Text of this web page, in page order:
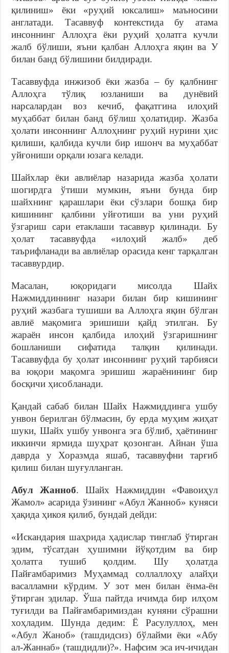
қилиниш» ёки «руҳий юксалиш» маъносини
англатади. Тасаввуф контекстида бу атама
инсоннинг Аллоҳга ёки руҳий ҳолатга кучли
жалб бўлиши, яъни қалбан Аллоҳга яқин ва У
билан банд бўлишини билдиради.
Тасаввуфда инжизоб ёки жазба – бу қалбнинг
Аллоҳга тўлиқ юзланиши ва дунёвий
нарсалардан воз кечиб, фақатгина илоҳий
муҳаббат билан банд бўлиш ҳолатидир. Жазба
ҳолати инсоннинг Аллоҳнинг руҳий нурини ҳис
қилиши, қалбида кучли бир ишонч ва муҳаббат
уйғониши орқали юзага келади.
Шайхлар ёки авлиёлар назарида жазба ҳолати
шогирдга ўтиши мумкин, яъни бунда бир
шайхнинг қарашлари ёки сўзлари бошқа бир
кишининг қалбини уйғотиши ва уни руҳий
ўзгариш сари етаклаши тасаввур қилинади. Бу
ҳолат тасаввуфда «илоҳий жалб» деб
таърифланади ва авлиёлар орасида кенг тарқалган
тасаввурдир.
Масалан, юқоридаги мисолда Шайх
Нажмиддиннинг назари билан бир кишининг
руҳий жазбага тушиши ва Аллоҳга яқин бўлган
авлиё мақомига эришиши қайд этилган. Бу
жараён инсон қалбида илоҳий ўзгаришнинг
бошланиши сифатида талқин қилинади.
Тасаввуфда бу ҳолат инсоннинг руҳий тарбияси
ва юқори мақомга эришиш жараёнининг бир
босқичи ҳисобланади.
Қандай сабаб билан Шайх Нажмиддинга ушбу
унвон берилган бўлмасин, бу ерда муҳим жиҳат
шуки, Шайх ушбу унвонга эга бўлиб, ҳаётининг
иккинчи ярмида шуҳрат қозонган. Айнан ўша
даврда у Хоразмда яшаб, тасаввуфни тарғиб
қилиш билан шуғулланган.
Абул Жанноб. Шайх Нажмиддин «Фавоиҳул
Жамол» асарида ўзининг «Абул Жанноб» куняси
ҳақида ҳикоя қилиб, бундай дейди:
«Искандария шаҳрида ҳадислар тинглаб ўтирган
эдим, тўсатдан ҳушимни йўқотдим ва бир
ҳолатга тушиб қолдим. Шу ҳолатда
Пайғамбаримиз Муҳаммад соллаллоҳу алайҳи
васалламни кўрдим. У зот мен билан ёнма-ён
ўтирган эдилар. Ўша пайтда ичимда бир илҳом
туғилди ва Пайғамбаримиздан куняни сўрашни
хоҳладим. Шунда дедим: Ё Расулуллоҳ, мен
«Абул Жаноб» (ташдидсиз) бўлайми ёки «Абу
ал-Жаннаб» (ташдидли)?». Нафсим эса ич-ичидан